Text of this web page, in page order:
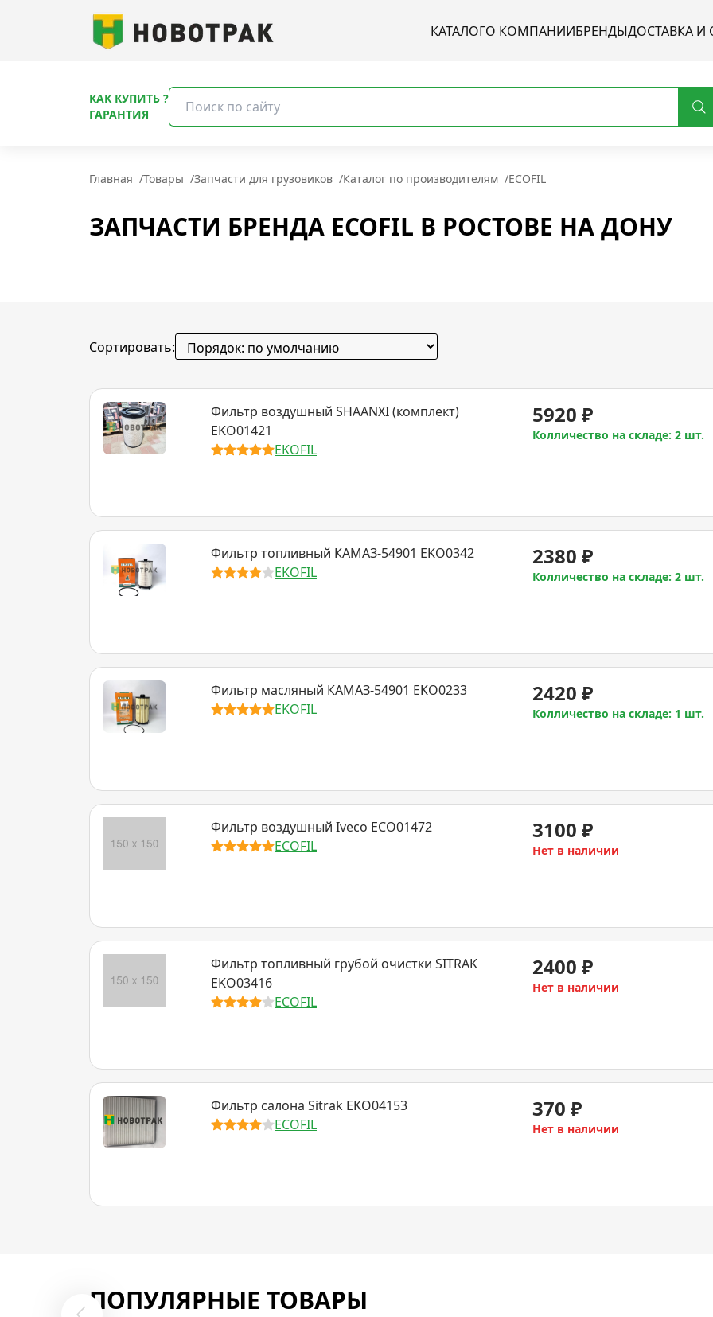
КАТАЛОГО КОМПАНИИБРЕНДЫДОСТАВКА И
КАК КУПИТЬ ?
ГАРАНТИЯ
Главная /Товары /Запчасти для грузовиков /Каталог по производителям /ECOFIL
ЗАПЧАСТИ БРЕНДА ECOFIL В РОСТОВЕ НА ДОНУ
Сортировать:
Фильтр воздушный SHAANXI (комплект)
EKO01421
EKOFIL
5920 ₽
Колличество на складе: 2 шт.
Фильтр топливный КАМАЗ-54901 EKO0342
EKOFIL
2380 ₽
Колличество на складе: 2 шт.
Фильтр масляный КАМАЗ-54901 EKO0233
EKOFIL
2420 ₽
Колличество на складе: 1 шт.
Фильтр воздушный Iveco ECO01472
ECOFIL
3100 ₽
Нет в наличии
Фильтр топливный грубой очистки SITRAK
EKO03416
ECOFIL
2400 ₽
Нет в наличии
Фильтр салона Sitrak EKO04153
ECOFIL
370 ₽
Нет в наличии
ПОПУЛЯРНЫЕ ТОВАРЫ